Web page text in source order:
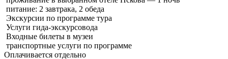
питание: 2 завтрака, 2 обеда
Экскурсии по программе тура
Услуги гида-экскурсовода
Входные билеты в музеи
транспортные услуги по программе
Оплачивается отдельно